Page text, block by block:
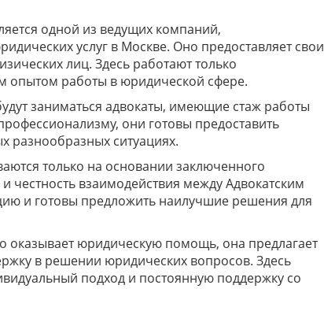
одной из ведущих компаний,
услуг в Москве. Оно предоставляет свои
лиц. Здесь работают только
опытом работы в юридической сфере.
заниматься адвокаты, имеющие стаж работы
они готовы предоставить
разнообразных ситуациях.
только на основании заключенного
честность взаимодействия между Адвокатским
и готовы предложить наилучшие решения для
оказывает юридическую помощь, она предлагает
в решении юридических вопросов. Здесь
подход и постоянную поддержку со